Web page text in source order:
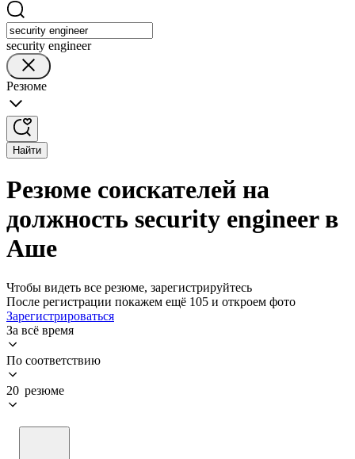
security engineer
Резюме
Найти
Резюме соискателей на
должность security engineer в
Аше
Чтобы видеть все резюме, зарегистрируйтесь
После регистрации покажем ещё 105 и откроем фото
Зарегистрироваться
За всё время
По соответствию
20 резюме